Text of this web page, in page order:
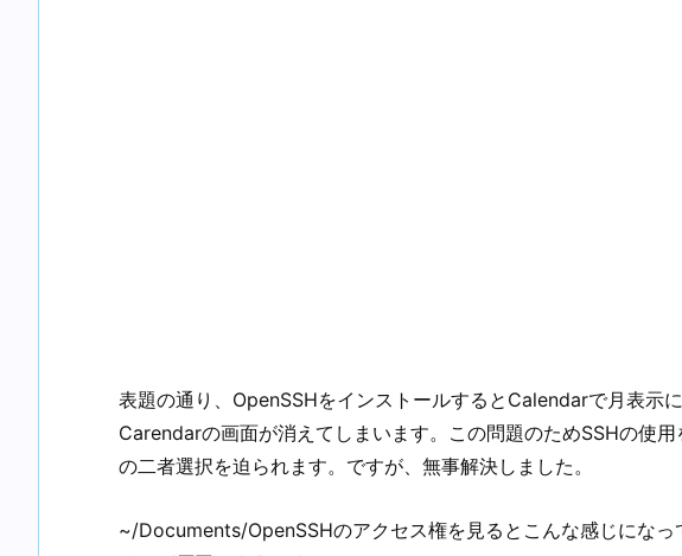
表題の通り、OpenSSHをインストールするとCalendarで月表示
Carendarの画面が消えてしまいます。この問題のためSSHの使
の二者選択を迫られます。ですが、無事解決しました。
~/Documents/OpenSSHのアクセス権を見るとこんな感じにな